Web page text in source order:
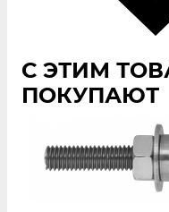
С ЭТИМ
ПОКУПАЮТ